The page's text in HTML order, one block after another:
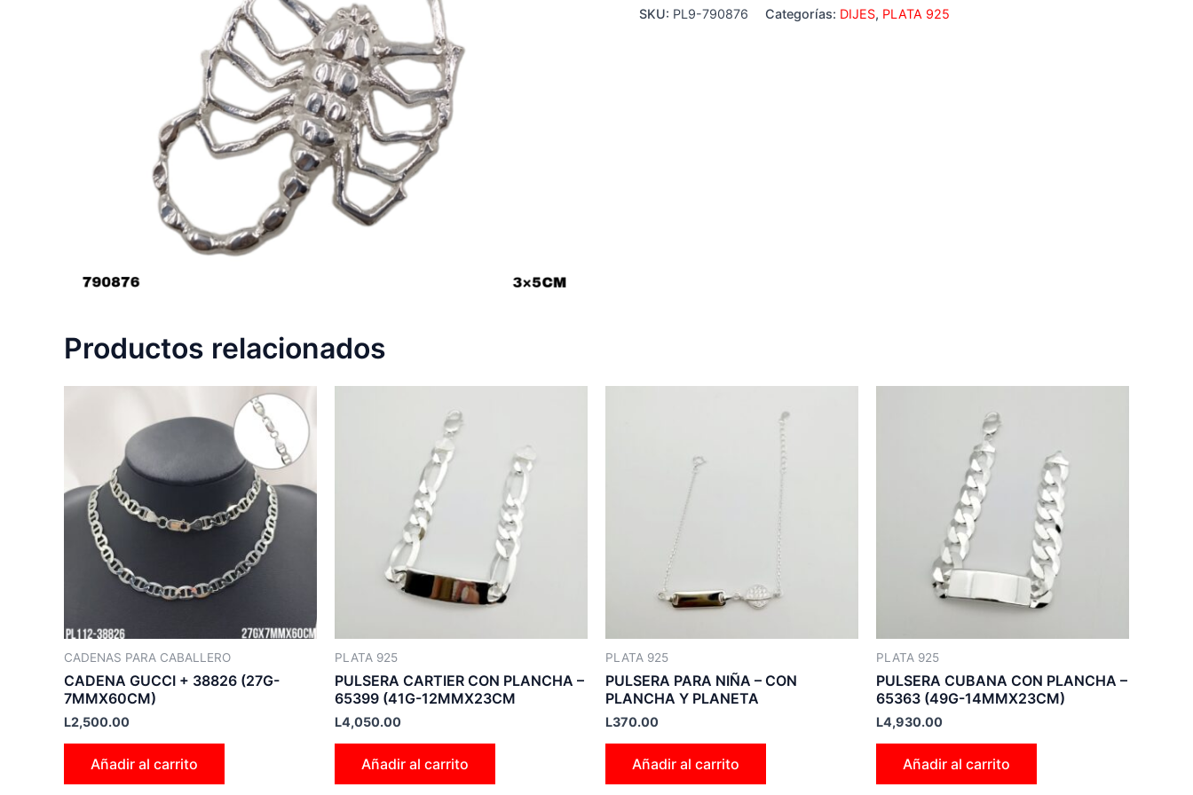
SKU: PL9-790876 Categorías: DIJES, PLATA 925
Productos relacionados
CADENAS PARA CABALLERO
CADENA GUCCI + 38826 (27G-
7MMX60CM)
L2,500.00
Añadir al carrito
PLATA 925
PULSERA CARTIER CON PLANCHA –
65399 (41G-12MMX23CM
L4,050.00
Añadir al carrito
PLATA 925
PULSERA PARA NIÑA – CON
PLANCHA Y PLANETA
L370.00
Añadir al carrito
PLATA 925
PULSERA CUBANA CON PLANCHA –
65363 (49G-14MMX23CM)
L4,930.00
Añadir al carrito